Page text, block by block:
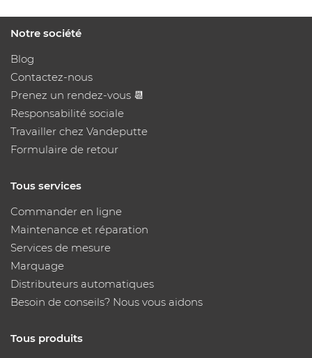
Notre société
Blog
Contactez-nous
Prenez un rendez-vous 📆
Responsabilité sociale
Travailler chez Vandeputte
Formulaire de retour
Tous services
Commander en ligne
Maintenance et réparation
Services de mesure
Marquage
Distributeurs automatiques
Besoin de conseils? Nous vous aidons
Tous produits